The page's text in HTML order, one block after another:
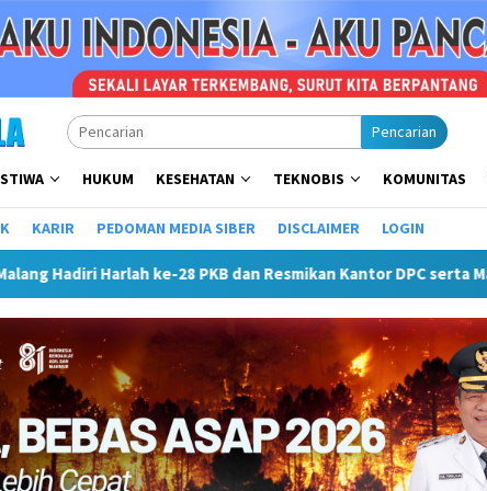
Pencarian
HUKUM KESEHATAN TEKNOBIS KOMUNITAS
KARIR PEDOMAN MEDIA SIBER DISCLAIMER LOGIN
PKB dan Resmikan Kantor DPC serta Masjid Al Iskandariyah